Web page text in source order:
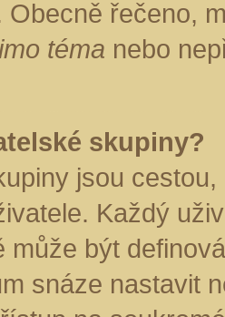
řečeno,
téma nebo
skupiny?
jsou
Každý
může být
snáze nastavit